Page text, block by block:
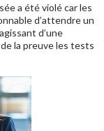
a été violé car les
d’attendre un
d’une
la preuve les tests